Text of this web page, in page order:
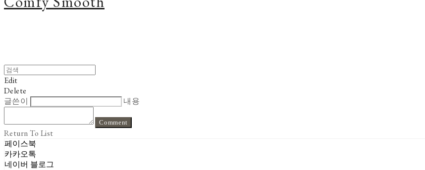
Edit
Delete
글쓴이
내용
Comment
Return To List
페이스북
카카오톡
네이버 블로그